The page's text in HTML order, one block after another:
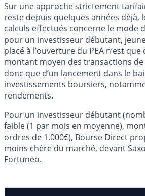
Sur une approche strictement
reste depuis quelques années déjà,
calculs effectués concerne le mode
pour un investisseur débutant,
placé à l’ouverture du PEA n’est que
montant moyen des transactions de
donc que d’un lancement dans le
investissements boursiers,
rendements.
Pour un investisseur débutant
faible (1 par mois en moyenne),
ordres de 1.000€), Bourse Direct
moins chère du marché, devant
Fortuneo.